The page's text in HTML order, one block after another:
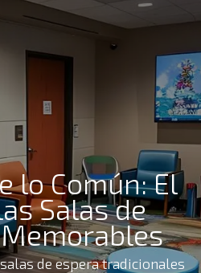
lo Común: El
Salas de
de espera tradicionales